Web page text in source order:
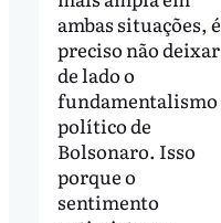
ambas situações, é
preciso não deixar
de lado o
fundamentalismo
político de
Bolsonaro. Isso
porque o
sentimento